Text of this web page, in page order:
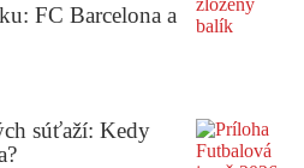
FC Barcelona a
súťaží: Kedy